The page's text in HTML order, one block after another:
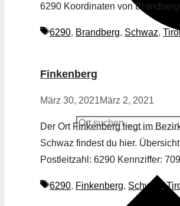
6290 Koordinaten von
Schlagwörter
6290, Brandberg, Schwaz,
Finkenberg
März 30, 2021März 2, 2021
Der Ort Finkenberg liegt im
Schwaz findest du hier.
Postleitzahl: 6290 Kennziffer:
Schlagwörter
6290, Finkenberg, Schwaz ,